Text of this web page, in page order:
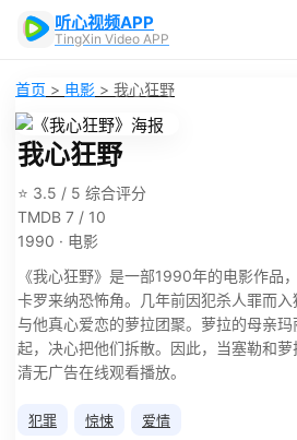
听心视频APP
TingXin Video APP
首页 > 电影 > 我心狂野
我心狂野
⭐ 3.5 / 5 综合评分
TMDB 7 / 10
1990 · 电影
《我心狂野》是一部1990年的电影作品
卡罗来纳恐怖角。几年前因犯杀人罪而入
与他真心爱恋的萝拉团聚。萝拉的母亲
起，决心把他们拆散。因此，当塞勒和
清无广告在线观看播放。
犯罪 惊悚 爱情